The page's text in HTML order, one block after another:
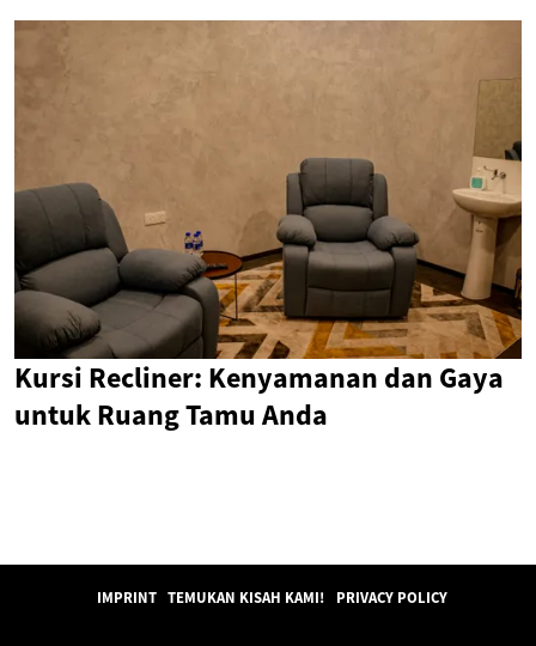
Kursi Recliner: Kenyamanan dan Gaya
untuk Ruang Tamu Anda
IMPRINT TEMUKAN KISAH KAMI! PRIVACY POLICY